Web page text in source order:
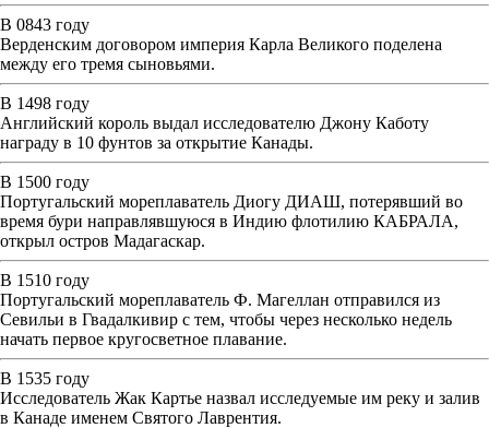
В 0843 году
Верденским договором империя Карла Великого поделена
между его тремя сыновьями.
В 1498 году
Английский король выдал исследователю Джону Каботу
награду в 10 фунтов за открытие Канады.
В 1500 году
Португальский мореплаватель Диогу ДИАШ, потерявший во
время бури направлявшуюся в Индию флотилию КАБРАЛА,
открыл остров Мадагаскар.
В 1510 году
Португальский мореплаватель Ф. Магеллан отправился из
Севильи в Гвадалкивир с тем, чтобы через несколько недель
начать первое кругосветное плавание.
В 1535 году
Исследователь Жак Картье назвал исследуемые им реку и залив
в Канаде именем Святого Лаврентия.